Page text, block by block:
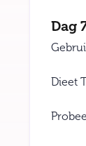
Dag
Dieet